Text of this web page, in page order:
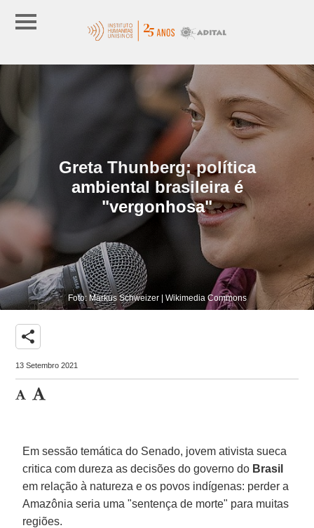
Greta Thunberg: política
ambiental brasileira é
"vergonhosa"
Foto: Markus Schweizer | Wikimedia Commons
share
13 Setembro 2021
Em sessão temática do Senado, jovem ativista sueca
critica com dureza as decisões do governo do Brasil
em relação à natureza e os povos indígenas: perder a
Amazônia seria uma "sentença de morte" para muitas
regiões.